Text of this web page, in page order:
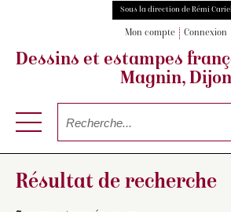
Sous la direction de Rémi Cariel
Mon compte Connexion
Dessins et estampes
Magnin, Dijon
Résultat de recherche